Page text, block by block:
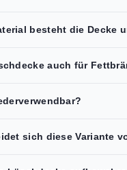
besteht die Decke
auch für
sich diese Variante